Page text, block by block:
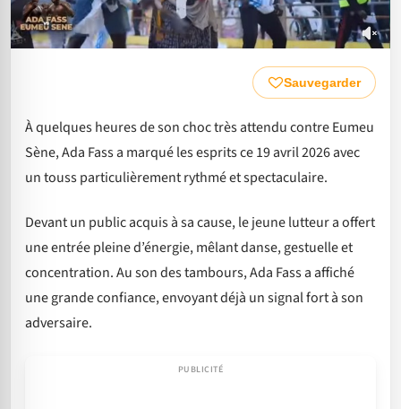
Sauvegarder
À quelques heures de son choc très attendu contre Eumeu
Sène, Ada Fass a marqué les esprits ce 19 avril 2026 avec
un touss particulièrement rythmé et spectaculaire.
Devant un public acquis à sa cause, le jeune lutteur a offert
une entrée pleine d’énergie, mêlant danse, gestuelle et
concentration. Au son des tambours, Ada Fass a affiché
une grande confiance, envoyant déjà un signal fort à son
adversaire.